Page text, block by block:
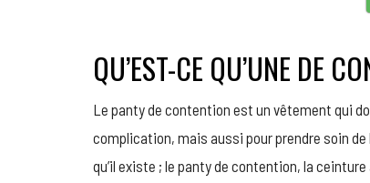
QU’EST-CE QU’UNE DE
Le panty de contention est un vêtement qui
complication, mais aussi pour prendre soin de
qu’il existe ; le panty de contention, la ceinture